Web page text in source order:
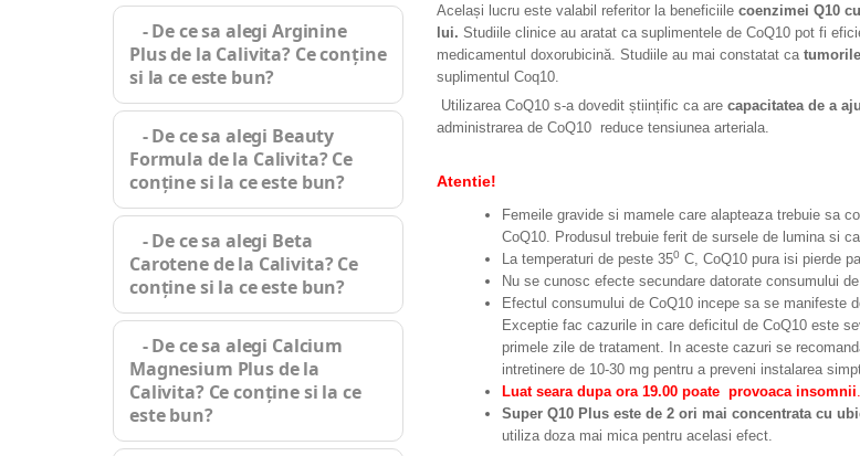
- De ce sa alegi Arginine
Plus de la Calivita? Ce conține
si la ce este bun?
- De ce sa alegi Beauty
Formula de la Calivita? Ce
conține si la ce este bun?
- De ce sa alegi Beta
Carotene de la Calivita? Ce
conține si la ce este bun?
- De ce sa alegi Calcium
Magnesium Plus de la
Calivita? Ce conține si la ce
este bun?
Același lucru este valabil referitor la beneficiile coenzimei Q10
lui. Studiile clinice au aratat ca suplimentele de CoQ10 pot fi
medicamentul doxorubicină. Studiile au mai constatat catumorile
suplimentul Coq10.
Utilizarea CoQ10 s-a dovedit științific ca are capacitatea de a
administrarea de CoQ10 reduce tensiunea arteriala.
Atentie!
Femeile gravide si mamele care alapteaza trebuie sa
CoQ10. Produsul trebuie ferit de sursele de lumina si
La temperaturi de peste 350 C, CoQ10 pura isi pierde
Nu se cunosc efecte secundare datorate consumului
Efectul consumului de CoQ10 incepe sa se manifeste
Exceptie fac cazurile in care deficitul de CoQ10 este
primele zile de tratament. In aceste cazuri se
intretinere de 10-30 mg pentru a preveni instalarea
Luat seara dupa ora 19.00 poate provoaca insomnii.
Super Q10 Plus este de 2 ori mai concentrata cu
utiliza doza mai mica pentru acelasi efect.